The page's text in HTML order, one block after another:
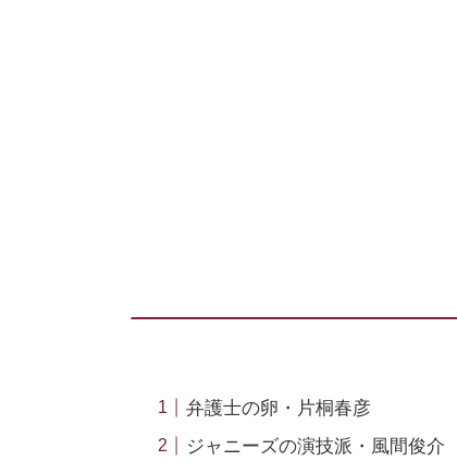
弁護士の卵・片桐春彦
ジャニーズの演技派・風間俊